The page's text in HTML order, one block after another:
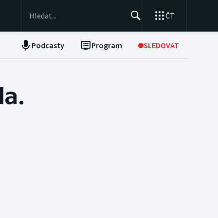
ČT
Podcasty Program SLEDOVAT
NEPŘEHLÉDNĚTE